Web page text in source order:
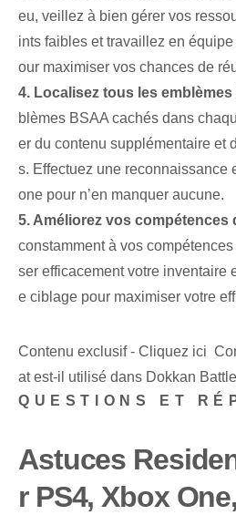
eu, veillez à bien gérer vos
ints faibles et travaillez en
our maximiser vos chances de
4. Localisez tous les emblèmes
blèmes BSAA cachés dans
er du contenu supplémentaire et
s. Effectuez une reconnaissance
one pour n’en manquer aucune.
5. Améliorez vos compétences
constamment à vos
ser efficacement votre inventaire
e ciblage pour maximiser votre
Contenu exclusif - Cliquez ici
at est-il utilisé dans Dokkan
QUESTIONS ET
Astuces
r PS4, Xbox